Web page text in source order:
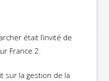
était l’invité de
France 2.
sur la gestion de la